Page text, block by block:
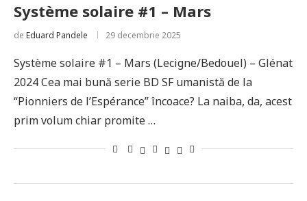
Système solaire #1 – Mars
de Eduard Pandele 29 decembrie 2025
Système solaire #1 – Mars (Lecigne/Bedouel) – Glénat
2024 Cea mai bună serie BD SF umanistă de la
“Pionniers de l’Espérance” încoace? La naiba, da, acest
prim volum chiar promite …